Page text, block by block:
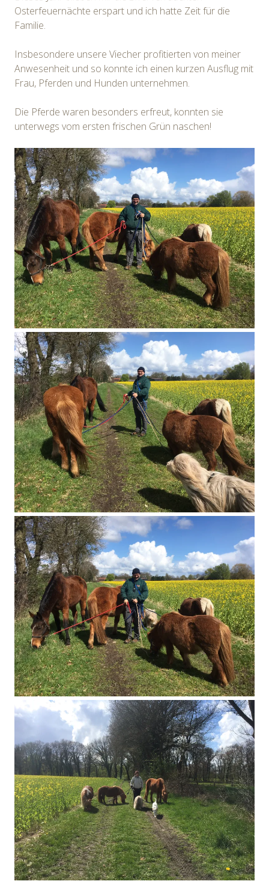
Osterfeuernächte erspart und ich hatte Zeit für die
Familie.
Insbesondere unsere Viecher profitierten von meiner
Anwesenheit und so konnte ich einen kurzen Ausflug mit
Frau, Pferden und Hunden unternehmen.
Die Pferde waren besonders erfreut, konnten sie
unterwegs vom ersten frischen Grün naschen!